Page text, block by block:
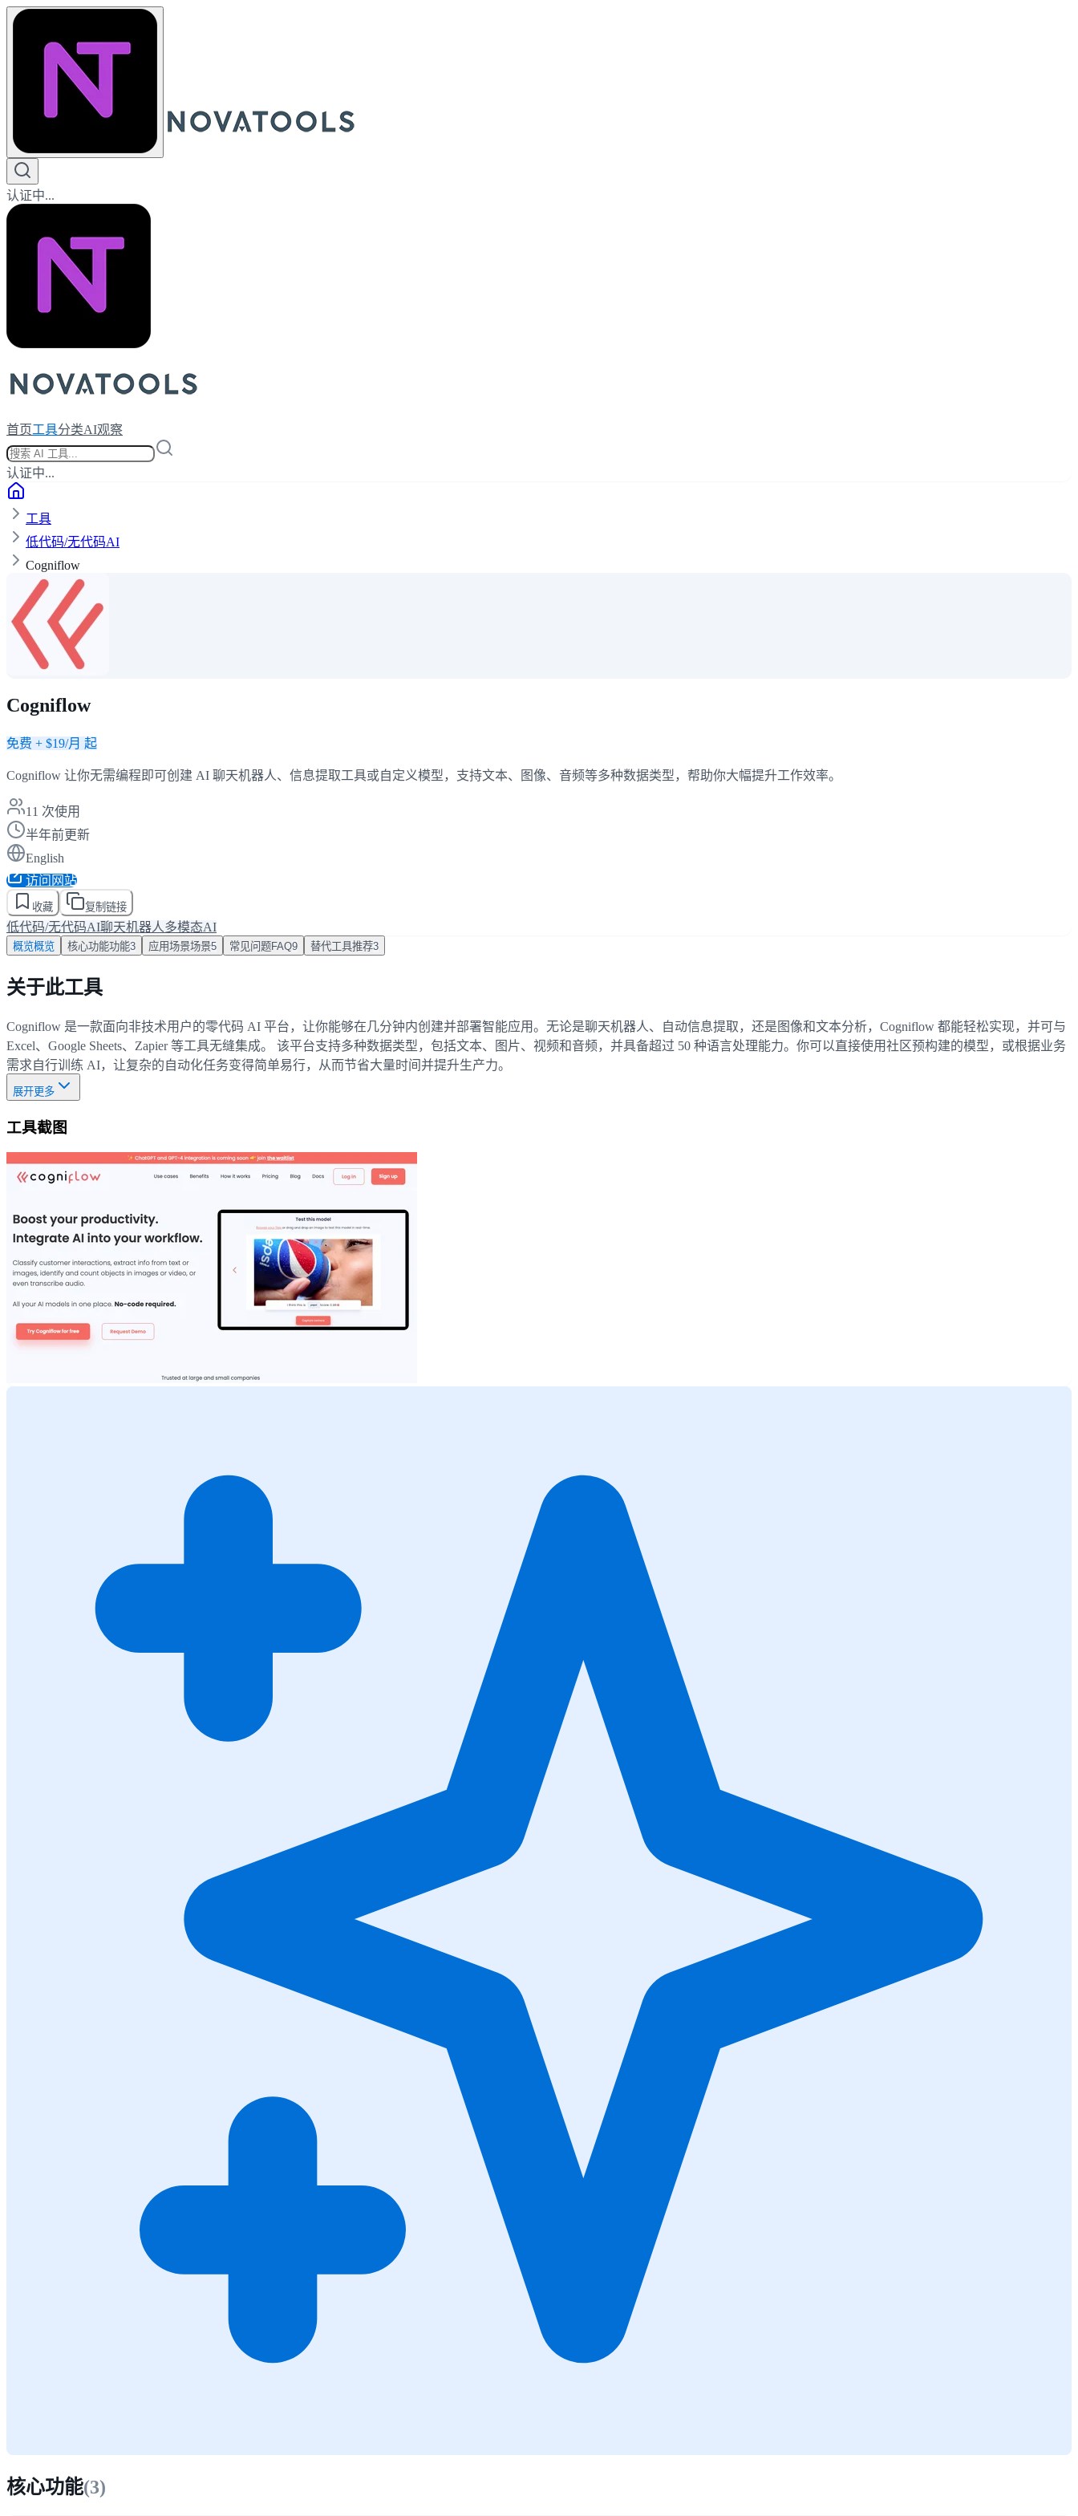
认证中...
首页工具分类AI观察
认证中...
工具
低代码/无代码AI
Cogniflow
Cogniflow
免费 + $19/月 起
Cogniflow 让你无需编程即可创建 AI 聊天机器人、信息提取工具或自定义模型，支持文本、图像、音频等多种数据类型，帮助你大幅提升工作效率。
11 次使用
半年前更新
English
访问网站
收藏 复制链接
低代码/无代码AI聊天机器人多模态AI
概览概览 核心功能功能3 应用场景场景5 常见问题 FAQ9 替代工具推荐3
关于此工具
Cogniflow 是一款面向非技术用户的零代码 AI 平台，让你能够在几分钟内创建并部署智能应用。无论是聊天机器人、自动信息提取，还是图像和文本分析，Cogniflow 都能轻松实现，并可与
Excel、Google Sheets、Zapier 等工具无缝集成。 该平台支持多种数据类型，包括文本、图片、视频和音频，并具备超过 50 种语言处理能力。你可以直接使用社区预构建的模型，或根据业务
需求自行训练 AI，让复杂的自动化任务变得简单易行，从而节省大量时间并提升生产力。
展开更多
工具截图
核心功能(3)